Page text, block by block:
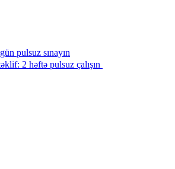
pulsuz sınayın
2 həftə pulsuz çalışın